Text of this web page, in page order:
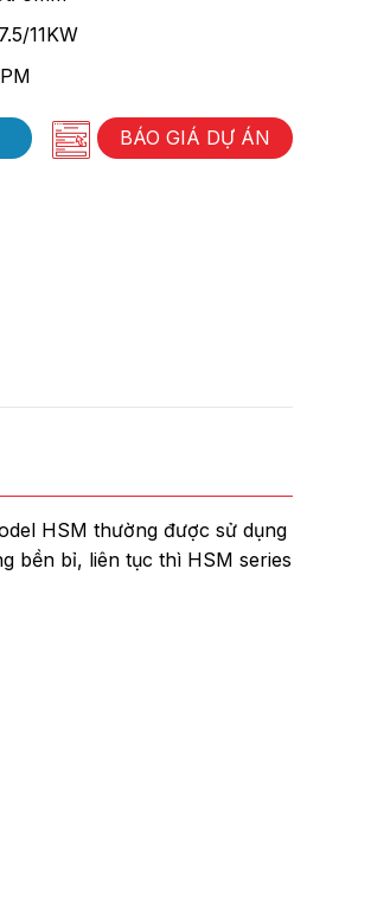
11KW
BÁO GIÁ DỰ ÁN
HSM thường được sử dụng
bền bỉ, liên tục thì HSM series